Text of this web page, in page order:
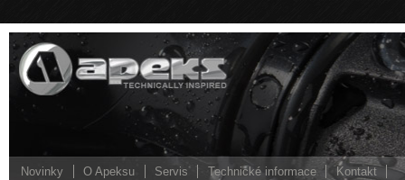
Novinky O Apeksu Servis Technické informace Kontakt